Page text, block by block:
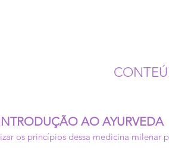
AO AYURVEDA
os princípios dessa medicina milenar